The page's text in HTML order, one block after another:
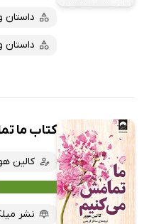
داستان
داستان
کتاب ما
کالین
نشر